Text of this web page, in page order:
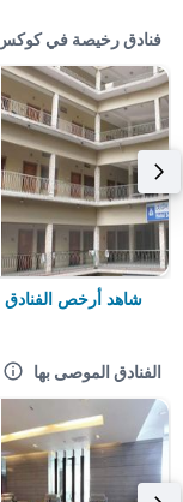
فنادق رخيصة في كوكس
شاهد أرخص
الفنادق الموصى بها